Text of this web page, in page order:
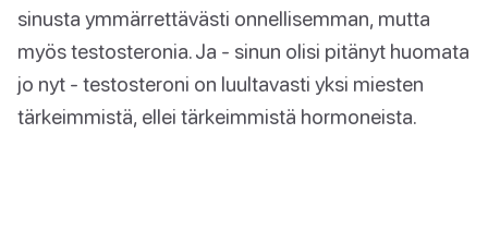
sinusta ymmärrettävästi onnellisemman, mutta
myös testosteronia. Ja - sinun olisi pitänyt huomata
jo nyt - testosteroni on luultavasti yksi miesten
tärkeimmistä, ellei tärkeimmistä hormoneista.